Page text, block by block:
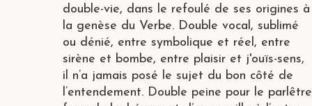
double-vie, dans le refoulé de ses origines à
la genèse du Verbe. Double vocal, sublimé
ou dénié, entre symbolique et réel, entre
sirène et bombe, entre plaisir et j'ouïs-sens,
il n’a jamais posé le sujet du bon côté de
l’entendement. Double peine pour le parlêtre